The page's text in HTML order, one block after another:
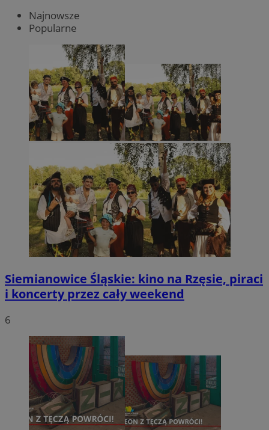
Najnowsze
Popularne
Siemianowice Śląskie: kino na Rzęsie, piraci
i koncerty przez cały weekend
6